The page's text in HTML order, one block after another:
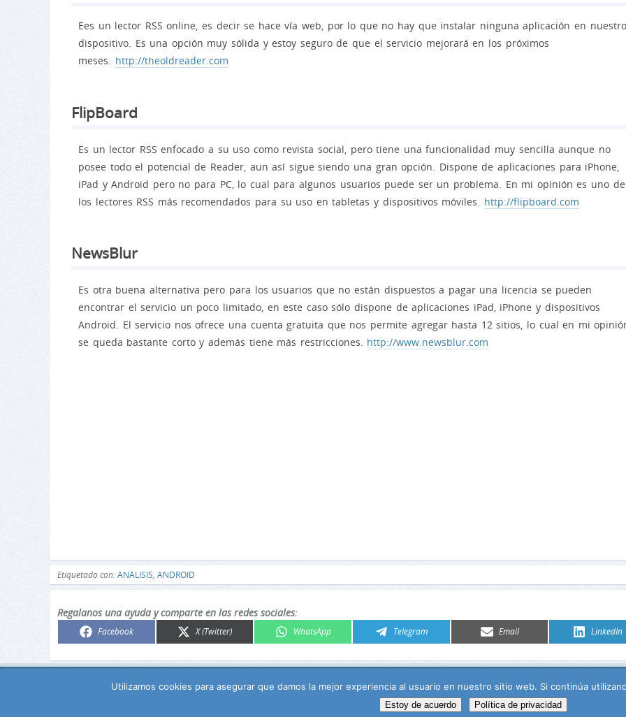
Ees un lector RSS online, es decir se hace vía web, por lo que no hay que instalar ninguna aplicación en nuestro
dispositivo. Es una opción muy sólida y estoy seguro de que el servicio mejorará en los próximos
meses. http://theoldreader.com
FlipBoard
Es un lector RSS enfocado a su uso como revista social, pero tiene una funcionalidad muy sencilla aunque no
posee todo el potencial de Reader, aun así sigue siendo una gran opción. Dispone de aplicaciones para iPhone,
iPad y Android pero no para PC, lo cual para algunos usuarios puede ser un problema. En mi opinión es uno de
los lectores RSS más recomendados para su uso en tabletas y dispositivos móviles. http://flipboard.com
NewsBlur
Es otra buena alternativa pero para los usuarios que no están dispuestos a pagar una licencia se pueden
encontrar el servicio un poco limitado, en este caso sólo dispone de aplicaciones iPad, iPhone y dispositivos
Android. El servicio nos ofrece una cuenta gratuita que nos permite agregar hasta 12 sitios, lo cual en mi
se queda bastante corto y además tiene más restricciones. http://www.newsblur.com
Etiquetado con:ANÁLISIS, ANDROID
Regalanos una ayuda y comparte en las redes sociales:
Compartir
Facebook Compartir
en
X (Twitter) Compartir
WhatsApp Compartir
Telegram Compartir
Email LinkedIn
Utilizamos cookies para asegurar que damos la mejor experiencia al usuario en nuestro sitio web. Si continúa
Estoy de acuerdo Política de privacidad